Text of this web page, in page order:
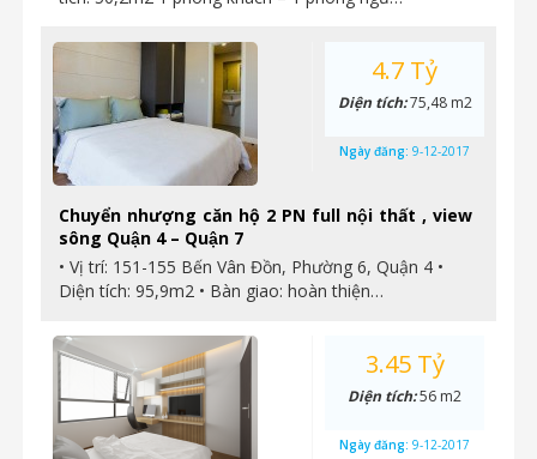
Chuyển nhượng căn hộ 2 PN full nội thất , view
sông Quận 4 – Quận 7
• Vị trí: 151-155 Bến Vân Đồn, Phường 6, Quận 4 •
Diện tích: 95,9m2 • Bàn giao: hoàn thiện…
4.7 Tỷ
Diện tích:75,48 m2
Ngày đăng: 9-12-2017
3.45 Tỷ
Diện tích:56 m2
Ngày đăng: 9-12-2017